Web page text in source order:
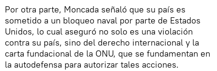
Por otra parte, Moncada señaló que su país es
sometido a un bloqueo naval por parte de Estados
Unidos, lo cual aseguró no solo es una violación
contra su país, sino del derecho internacional y la
carta fundacional de la ONU, que se fundamentan en
la autodefensa para autorizar tales acciones.